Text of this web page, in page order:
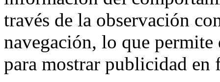
través de la observación
navegación, lo que
para mostrar publicidad